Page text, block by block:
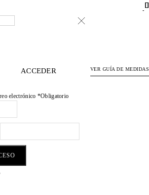
ACCEDER
electrónico *Obligatorio
VER GUÍA DE MEDIDAS